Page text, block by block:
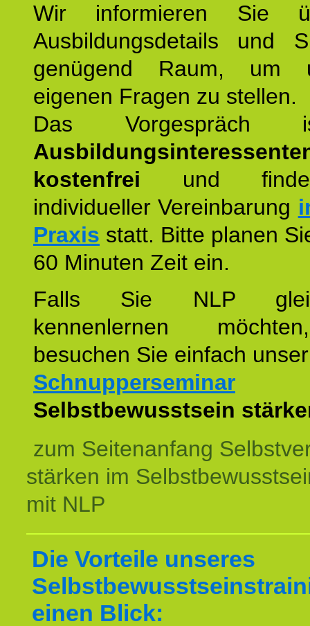
Wir informieren Sie
Ausbildungsdetails und
genügend Raum, um
eigenen Fragen zu stellen.
Das
kostenfrei und
individueller Vereinbarung
Praxis statt. Bitte planen
60 Minuten Zeit ein.
Falls Sie NLP
kennenlernen
besuchen Sie einfach unser
Schnupperseminar
Selbstbewusstsein
zum Seitenanfang
stärken im
mit NLP
Die Vorteile unseres
einen Blick: